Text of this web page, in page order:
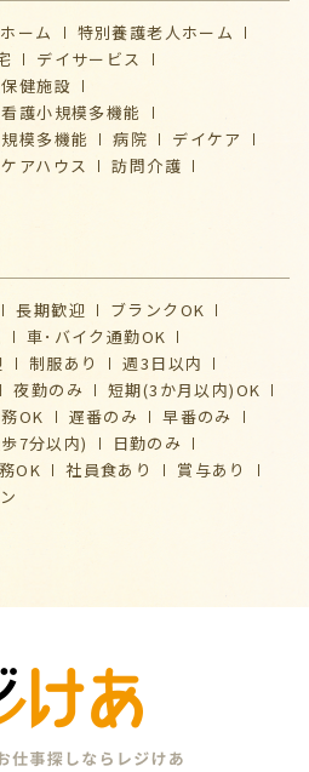
ーム
特別養護老人ホーム
デイサービス
健施設
看護小規模多機能
模多機能 病院
デイケア
ケアハウス
訪問介護
長期歓迎
ブランクOK
車･バイク通勤OK
制服あり
週3日以内
夜勤のみ
短期(3か月以内)OK
OK 遅番のみ
早番のみ
7分以内)
日勤のみ
OK 社員食あり
賞与あり